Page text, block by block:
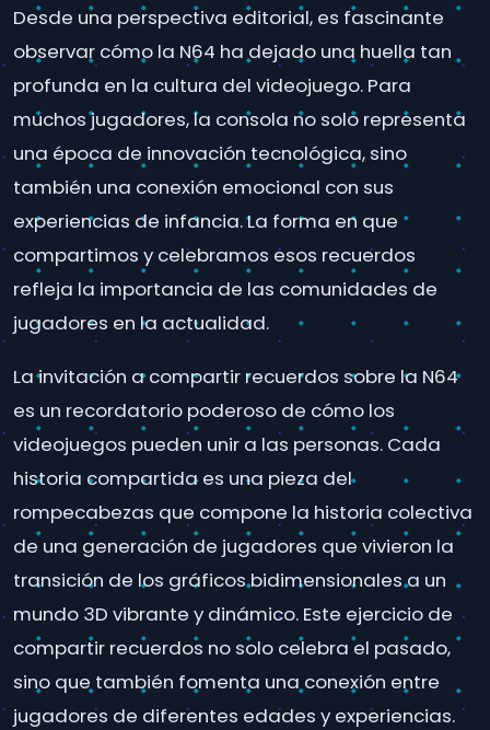
Desde una perspectiva editorial, es fascinante
observar cómo la N64 ha dejado una huella tan
profunda en la cultura del videojuego. Para
muchos jugadores, la consola no solo representa
una época de innovación tecnológica, sino
también una conexión emocional con sus
experiencias de infancia. La forma en que
compartimos y celebramos esos recuerdos
refleja la importancia de las comunidades de
jugadores en la actualidad.
La invitación a compartir recuerdos sobre la N64
es un recordatorio poderoso de cómo los
videojuegos pueden unir a las personas. Cada
historia compartida es una pieza del
rompecabezas que compone la historia colectiva
de una generación de jugadores que vivieron la
transición de los gráficos bidimensionales a un
mundo 3D vibrante y dinámico. Este ejercicio de
compartir recuerdos no solo celebra el pasado,
sino que también fomenta una conexión entre
jugadores de diferentes edades y experiencias.